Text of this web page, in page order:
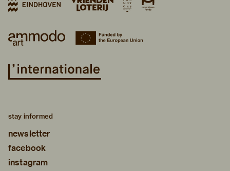
stay informed
newsletter
facebook
instagram